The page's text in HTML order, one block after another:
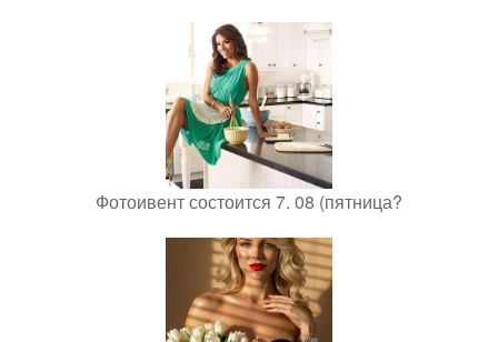
Фотоивент состоится 7. 08 (пятница?